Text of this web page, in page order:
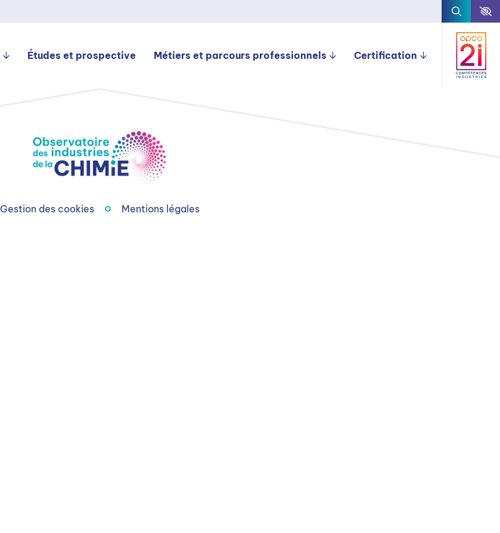
Études et prospective Métiers et parcours professionnels Certification
Gestion des cookies Mentions légales